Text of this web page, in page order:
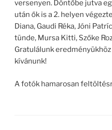
versenyen. Döntőbe jutva
után ők is a 2. helyen
Diana, Gaudi Réka, Jóni
tünde, Mursa Kitti, Szőke
Gratulálunk
kívánunk!
A fotók hamarosan